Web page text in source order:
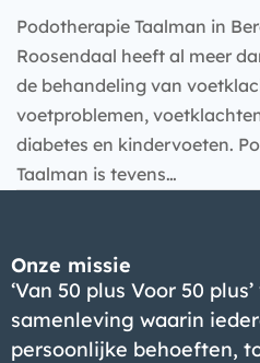
Podotherapie Taalman in
Roosendaal heeft al meer
de behandeling van
voetproblemen,
diabetes en kindervoeten.
Taalman is tevens…
Onze missie
‘Van 50 plus Voor 50
samenleving waarin
persoonlijke behoeften,